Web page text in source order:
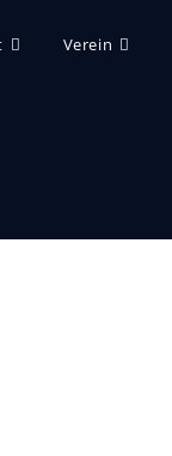
Verein